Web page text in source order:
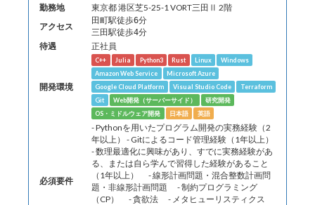
勤務地
東京都 港区芝5-25-1 VORT三田Ⅱ 2階
アクセス
田町駅徒歩6分
三田駅徒歩4分
待遇 正社員
開発環境
C++ Julia Python3 Rust Linux
Windows
Amazon Web Service
Microsoft Azure
Google Cloud Platform
Visual Studio Code
Terraform
Git
Web開発（サーバーサイド）
研究開発
OS・ミドルウェア開発
日本語 英語
必須要件
- Pythonを用いたプログラム開発の実務経験（2
年以上） - Gitによるコード管理経験（1年以上）
- 数理最適化に興味があり、すでに実務経験があ
る、または自ら学んで習得した経験があること
（1年以上） - 線形計画問題・混合整数計画問
題・非線形計画問題 - 制約プログラミング
（CP） - 貪欲法 - メタヒューリスティクス